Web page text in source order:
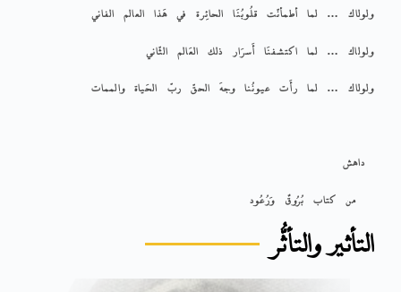
ولولاك … لما أطمأنّت قلُوبُنَا الحائِرة في هَذا العالم الفاني
ولولاك … لما اكتشفنَا أَسرَار ذلك العَالم الثّاني
ولولاك … لما رأَت عيونُنا وجهَ الحقّ ربّ الحَياة والممات
داهش
من كتاب بُرُوقٌ وَرُعُود
التأثير والتأثُّر